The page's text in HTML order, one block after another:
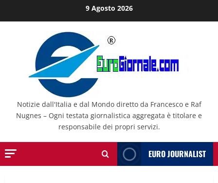
al
9 Agosto 2026
Notizie dall'Italia e dal Mondo diretto da Francesco e Raf
Nugnes – Ogni testata giornalistica aggregata è titolare e
responsabile dei propri servizi.
EURO JOURNALIST